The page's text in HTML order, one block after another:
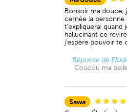
Bonsoir ma douce,
cernée la personne
t'expliquerai quand
hallucinant ce
j'espère pouvoir te
Réponse de
Coucou ma
Sawa